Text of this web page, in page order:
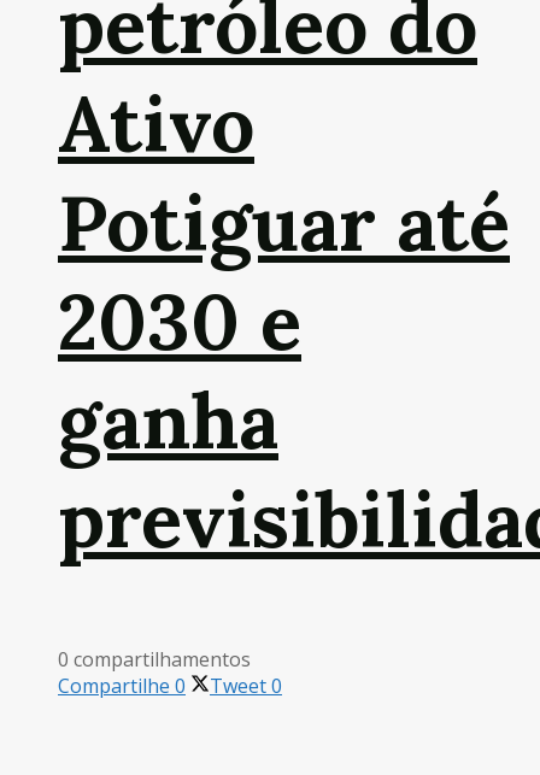
petróleo do
Ativo
Potiguar até
2030 e
ganha
0 compartilhamentos
Compartilhe 0 Tweet0